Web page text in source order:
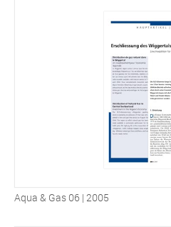
Aqua & Gas 06 | 2005